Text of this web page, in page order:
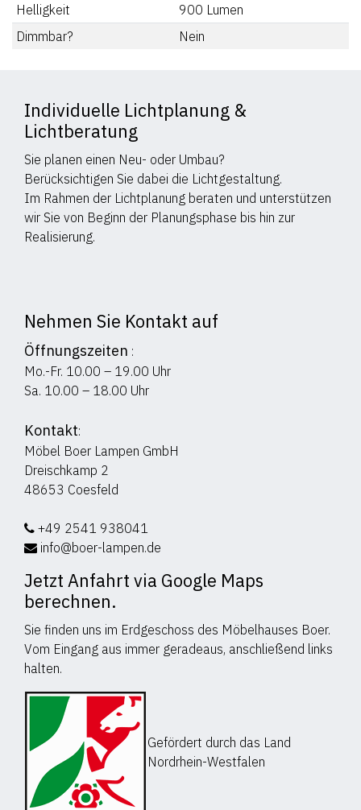
Helligkeit
900 Lumen
Dimmbar?
Nein
Individuelle Lichtplanung &
Lichtberatung
Sie planen einen Neu- oder Umbau?
Berücksichtigen Sie dabei die Lichtgestaltung.
Im Rahmen der Lichtplanung beraten und unterstützen
wir Sie von Beginn der Planungsphase bis hin zur
Realisierung.
Nehmen Sie Kontakt auf
Öffnungszeiten :
Mo.-Fr. 10.00 – 19.00 Uhr
Sa. 10.00 – 18.00 Uhr
Kontakt:
Möbel Boer Lampen GmbH
Dreischkamp 2
48653 Coesfeld
+49 2541 938041
info@boer-lampen.de
Jetzt Anfahrt via Google Maps
berechnen.
Sie finden uns im Erdgeschoss des Möbelhauses Boer.
Vom Eingang aus immer geradeaus, anschließend links
halten.
Gefördert durch das Land
Nordrhein-Westfalen